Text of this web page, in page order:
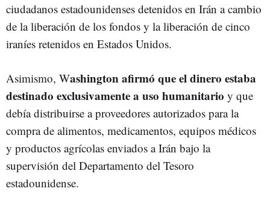
ciudadanos estadounidenses detenidos en Irán a cambio
de la liberación de los fondos y la liberación de cinco
iraníes retenidos en Estados Unidos.
Asimismo, Washington afirmó que el dinero estaba
destinado exclusivamente a uso humanitario y que
debía distribuirse a proveedores autorizados para la
compra de alimentos, medicamentos, equipos médicos
y productos agrícolas enviados a Irán bajo la
supervisión del Departamento del Tesoro
estadounidense.